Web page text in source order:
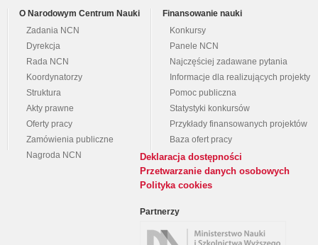
O Narodowym Centrum Nauki
Zadania NCN
Dyrekcja
Rada NCN
Koordynatorzy
Struktura
Akty prawne
Oferty pracy
Zamówienia publiczne
Nagroda NCN
Finansowanie nauki
Konkursy
Panele NCN
Najczęściej zadawane pytania
Informacje dla realizujących projekty
Pomoc publiczna
Statystyki konkursów
Przykłady finansowanych projektów
Baza ofert pracy
Deklaracja dostępności
Przetwarzanie danych osobowych
Polityka cookies
Partnerzy